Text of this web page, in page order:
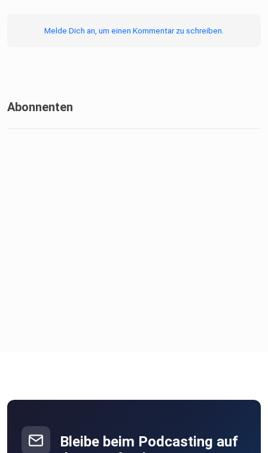
Melde Dich an, um einen Kommentar zu schreiben.
Abonnenten
Bleibe beim Podcasting auf